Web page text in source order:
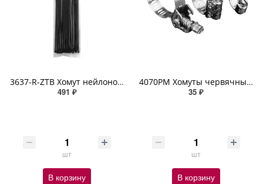
3637-R-ZTB Хомут нейлоновый морозостойкий черный (3,6мм х 370мм х 100шт) ABRO
491 ₽
шт
В корзину
4070PM Хомуты червячные 8–12 мм ZIPOWER
35 ₽
шт
В корзину